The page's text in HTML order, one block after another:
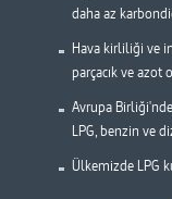
daha az
Hava kirliliği ve
parçacık ve azot
Avrupa
LPG, benzin ve
Ülkemizde LPG